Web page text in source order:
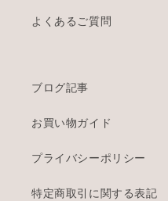
よくあるご質問
ブログ記事
お買い物ガイド
プライバシーポリシー
特定商取引に関する表記